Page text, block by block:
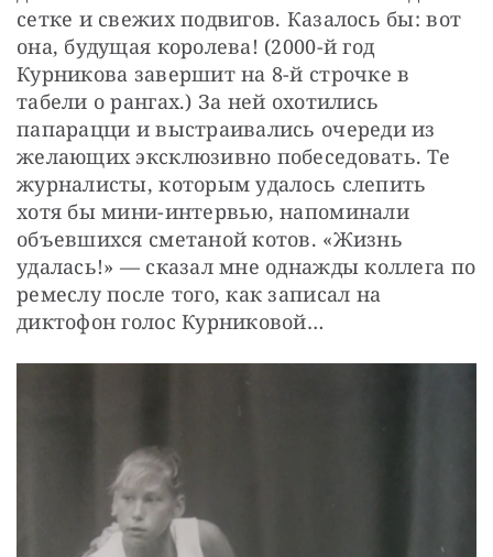
сетке и свежих подвигов. Казалось бы: вот
она, будущая королева! (2000-й год
Курникова завершит на 8-й строчке в
табели о рангах.) За ней охотились
папарацци и выстраивались очереди из
желающих эксклюзивно побеседовать. Те
журналисты, которым удалось слепить
хотя бы мини-интервью, напоминали
объевшихся сметаной котов. «Жизнь
удалась!» — сказал мне однажды коллега по
ремеслу после того, как записал на
диктофон голос Курниковой…